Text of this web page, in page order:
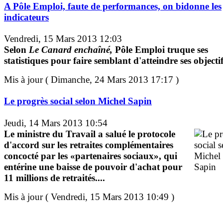
A Pôle Emploi, faute de performances, on bidonne les
indicateurs
Vendredi, 15 Mars 2013 12:03
Selon Le Canard enchaîné, Pôle Emploi truque ses
statistiques pour faire semblant d'atteindre ses
Mis à jour ( Dimanche, 24 Mars 2013 17:17 )
Le progrès social selon Michel Sapin
Jeudi, 14 Mars 2013 10:54
Le ministre du Travail a salué le protocole
d'accord sur les retraites complémentaires
concocté par les «partenaires sociaux», qui
entérine une baisse de pouvoir d'achat pour
11 millions de retraités....
Mis à jour ( Vendredi, 15 Mars 2013 10:49 )